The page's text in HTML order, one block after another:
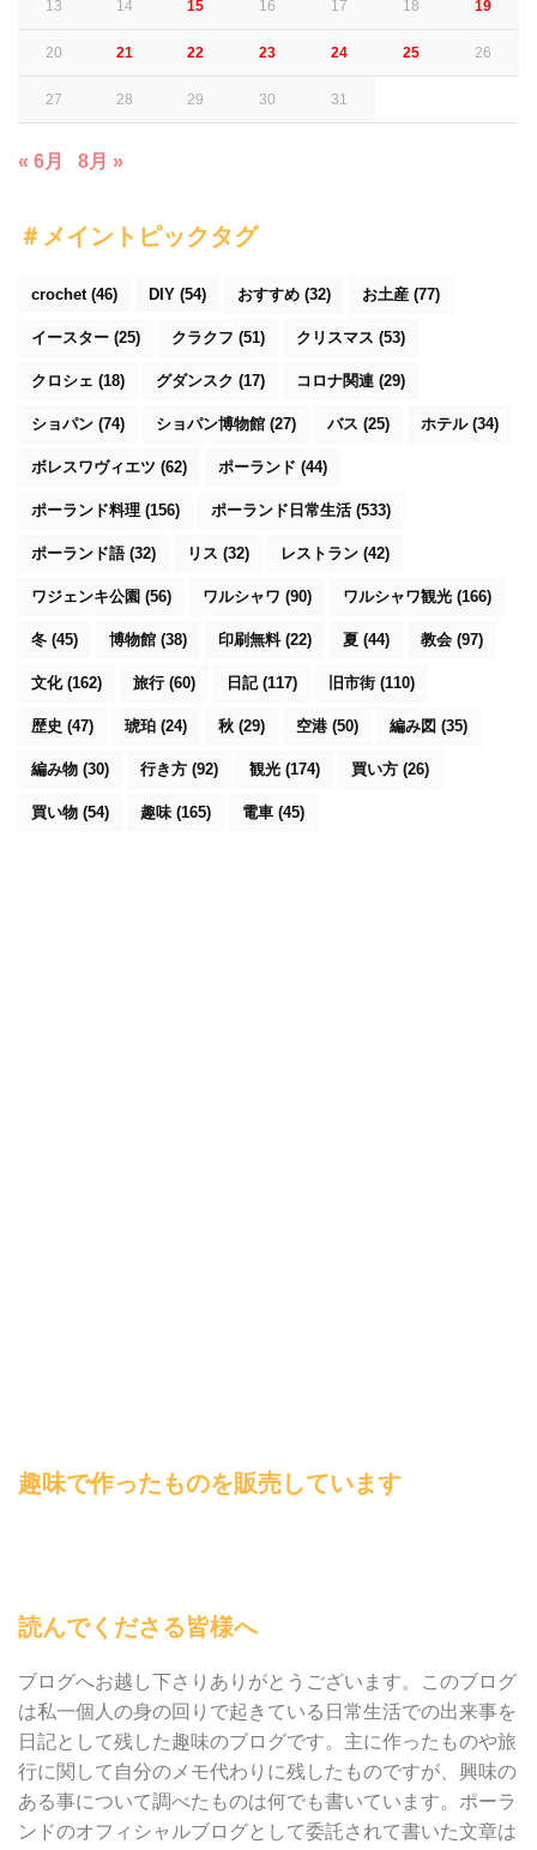
13 14 15 16 17 18 19
20 21 22 23 24 25 26
27 28 29 30 31
« 6月 8月 »
＃メイントピックタグ
crochet(46) DIY (54) おすすめ (32) お土産 (77)
イースター (25) クラクフ (51) クリスマス (53)
クロシェ (18) グダンスク (17) コロナ関連 (29)
ショパン (74) ショパン博物館 (27) バス (25) ホテル(34)
ボレスワヴィエツ (62) ポーランド (44)
ポーランド料理 (156) ポーランド日常生活(533)
ポーランド語(32) リス (32) レストラン (42)
ワジェンキ公園 (56) ワルシャワ (90) ワルシャワ観光 (166)
冬 (45) 博物館 (38) 印刷無料(22) 夏 (44) 教会 (97)
文化(162) 旅行 (60) 日記(117) 旧市街 (110)
歴史 (47) 琥珀 (24) 秋 (29) 空港 (50) 編み図 (35)
編み物 (30) 行き方 (92) 観光 (174) 買い方 (26)
買い物 (54) 趣味(165) 電車 (45)
趣味で作ったものを販売しています
読んでくださる皆様へ
ブログへお越し下さりありがとうございます。このブログ
は私一個人の身の回りで起きている日常生活での出来事を
日記として残した趣味のブログです。主に作ったものや旅
行に関して自分のメモ代わりに残したものですが、興味の
ある事について調べたものは何でも書いています。ポーラ
ンドのオフィシャルブログとして委託されて書いた文章は